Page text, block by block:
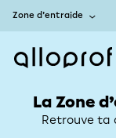
Zone d’entraide
La Zone
Retrouve ta